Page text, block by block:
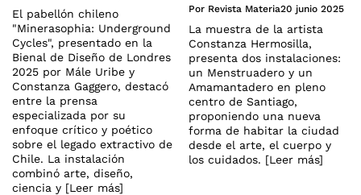
El pabellón chileno
"Minerasophia: Underground
Cycles", presentado en la
Bienal de Diseño de Londres
2025 por Mále Uribe y
Constanza Gaggero, destacó
entre la prensa
especializada por su
enfoque crítico y poético
sobre el legado extractivo de
Chile. La instalación
combinó arte, diseño,
ciencia y [Leer más]
Por Revista Materia20 junio 2025
La muestra de la artista
Constanza Hermosilla,
presenta dos instalaciones:
un Menstruadero y un
Amamantadero en pleno
centro de Santiago,
proponiendo una nueva
forma de habitar la ciudad
desde el arte, el cuerpo y
los cuidados. [Leer más]